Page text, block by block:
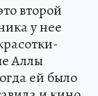
второй
у нее
Аллы
ей было